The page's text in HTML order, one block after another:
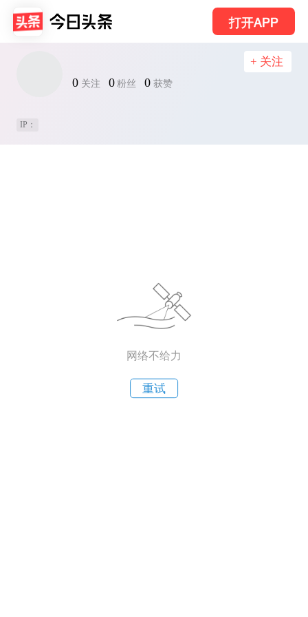
打开APP
0 关注 0 粉丝 0 获赞
+ 关注
IP：
网络不给力
重试